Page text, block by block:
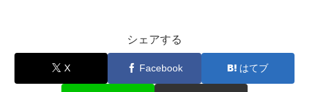
シェアする
X Facebook はてブ